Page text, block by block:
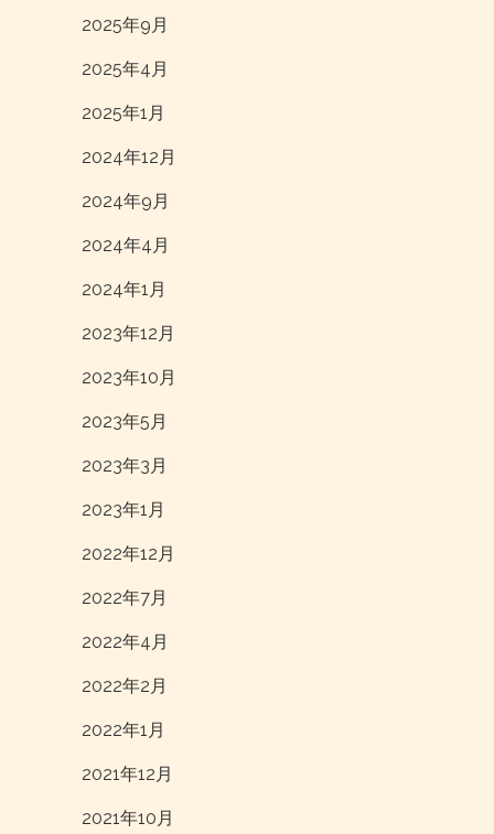
2025年9月
2025年4月
2025年1月
2024年12月
2024年9月
2024年4月
2024年1月
2023年12月
2023年10月
2023年5月
2023年3月
2023年1月
2022年12月
2022年7月
2022年4月
2022年2月
2022年1月
2021年12月
2021年10月